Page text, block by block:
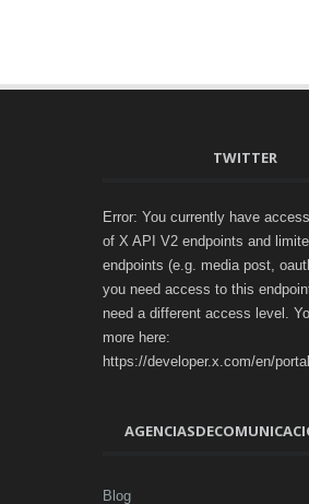
TWITTER
Error: You currently have
of X API V2 endpoints and
endpoints (e.g. media post,
you need access to this
need a different access level.
more here:
https://developer.x.com/en/
Blog